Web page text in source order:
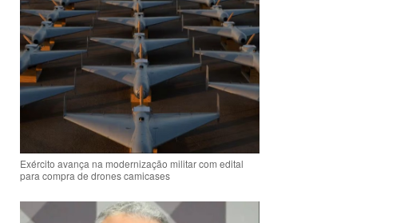
Exército avança na modernização militar com edital
para compra de drones camicases